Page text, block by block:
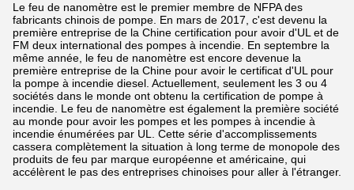
Le feu de nanomètre est le premier membre de NFPA des
fabricants chinois de pompe. En mars de 2017, c'est devenu la
première entreprise de la Chine certification pour avoir d'UL et de
FM deux international des pompes à incendie. En septembre la
même année, le feu de nanomètre est encore devenue la
première entreprise de la Chine pour avoir le certificat d'UL pour
la pompe à incendie diesel. Actuellement, seulement les 3 ou 4
sociétés dans le monde ont obtenu la certification de pompe à
incendie. Le feu de nanomètre est également la première société
au monde pour avoir les pompes et les pompes à incendie à
incendie énumérées par UL. Cette série d'accomplissements
cassera complètement la situation à long terme de monopole des
produits de feu par marque européenne et américaine, qui
accélèrent le pas des entreprises chinoises pour aller à l'étranger.